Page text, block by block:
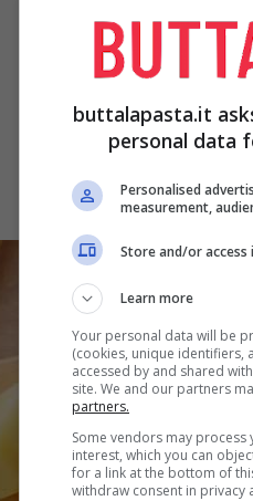
buttalapasta.it
personal data
Personalised
measurement,
Store and/or
Learn more
Your personal data will be
(cookies, unique identifiers,
accessed by and shared
site. We and our partners
partners.
Some vendors may
interest, which you can
for a link at the bottom of
withdraw consent in privacy